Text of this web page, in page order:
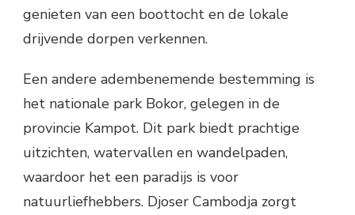
genieten van een boottocht en de lokale
drijvende dorpen verkennen.
Een andere adembenemende bestemming is
het nationale park Bokor, gelegen in de
provincie Kampot. Dit park biedt prachtige
uitzichten, watervallen en wandelpaden,
waardoor het een paradijs is voor
natuurliefhebbers. Djoser Cambodja zorgt